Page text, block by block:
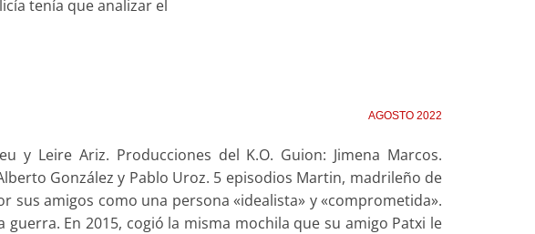
tenía que analizar el
AGOSTO 2022
y Leire Ariz. Producciones del K.O. Guion: Jimena Marcos.
González y Pablo Uroz. 5 episodios Martin, madrileño de
sus amigos como una persona «idealista» y «comprometida».
guerra. En 2015, cogió la misma mochila que su amigo Patxi le